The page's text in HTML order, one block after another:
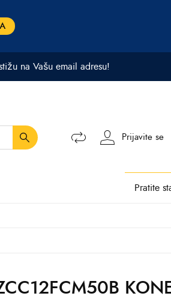
na Vašu email adresu!
Prijavite se
Pratite